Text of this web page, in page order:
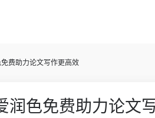
费助力论文写作更高效
润色免费助力论文